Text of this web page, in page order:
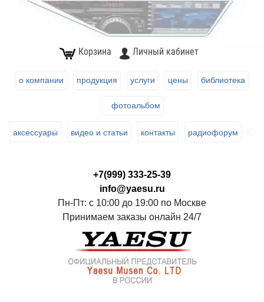
Корзина Личный кабинет
о компании продукция услуги цены библиотека
фотоальбом
аксессуары видео и статьи контакты радиофорум
+7(999) 333-25-39
info@yaesu.ru
Пн-Пт: с 10:00 до 19:00 по Москве
Принимаем заказы онлайн 24/7